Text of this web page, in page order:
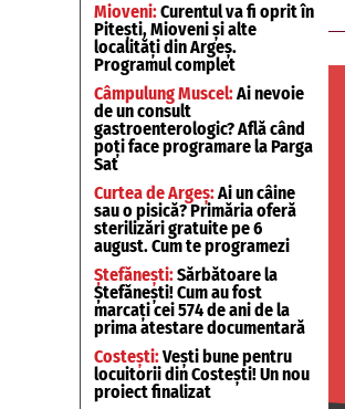
Mioveni:Curentul va fi oprit în
Pitești, Mioveni și alte
localități din Argeș.
Programul complet
Câmpulung Muscel:Ai nevoie
de un consult
gastroenterologic? Află când
poți face programare la Parga
Sat
Curtea de Argeș:Ai un câine
sau o pisică? Primăria oferă
sterilizări gratuite pe 6
august. Cum te programezi
Ștefănești:Sărbătoare la
Ștefănești! Cum au fost
marcați cei 574 de ani de la
prima atestare documentară
Costești:Vești bune pentru
locuitorii din Costești! Un nou
proiect finalizat